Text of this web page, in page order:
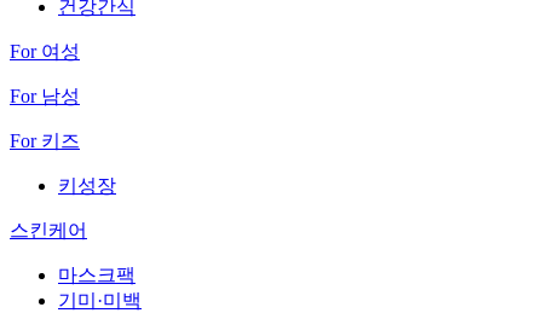
건강간식
For 여성
For 남성
For 키즈
키성장
스킨케어
마스크팩
기미·미백